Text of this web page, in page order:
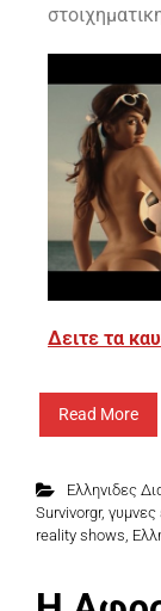
Δειτε τα
Read More
Ελληνιδες
Survivorgr, γυμνες
reality shows